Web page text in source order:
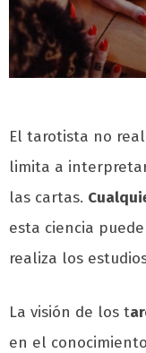
El tarotista no
limita a
las cartas.
esta ciencia
realiza los
La visión de los t
en el